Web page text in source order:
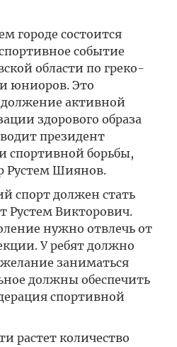
городе состоится
событие
области по греко-
юниоров. Это
активной
здорового образа
президент
спортивной борьбы,
Рустем Шиянов.
спорт должен стать
Рустем Викторович.
нужно отвлечь от
У ребят должно
заниматься
должны обеспечить
спортивной
растет количество